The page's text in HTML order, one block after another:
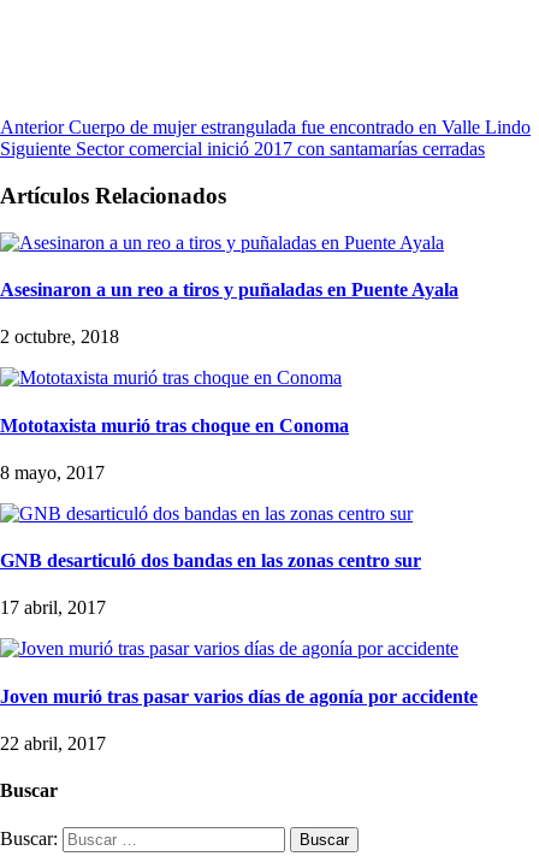
Anterior Cuerpo de mujer estrangulada fue encontrado en Valle Lindo
Siguiente Sector comercial inició 2017 con santamarías cerradas
Artículos Relacionados
Asesinaron a un reo a tiros y puñaladas en Puente Ayala
2 octubre, 2018
Mototaxista murió tras choque en Conoma
8 mayo, 2017
GNB desarticuló dos bandas en las zonas centro sur
17 abril, 2017
Joven murió tras pasar varios días de agonía por accidente
22 abril, 2017
Buscar
Buscar: